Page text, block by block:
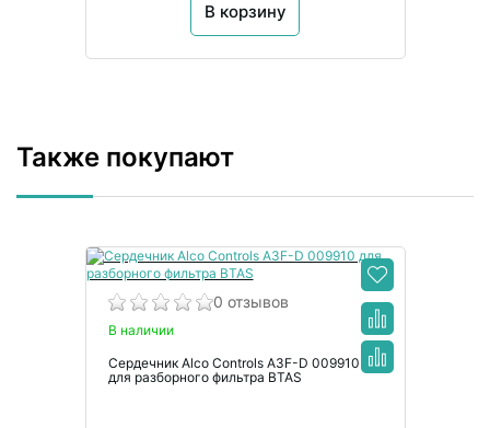
В корзину
Также покупают
0 отзывов
В наличии
Сердечник Alco Controls A3F-D 009910
для разборного фильтра BTAS